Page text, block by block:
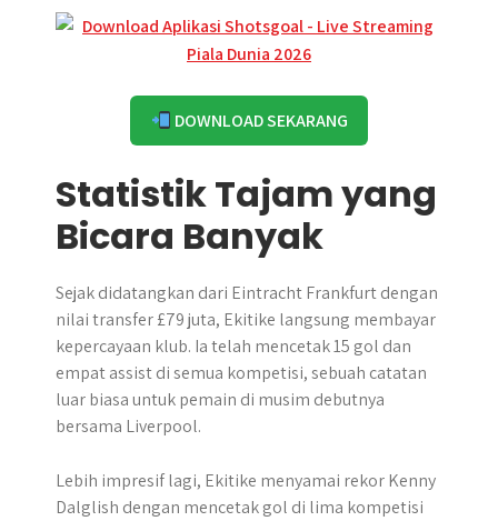
DOWNLOAD SEKARANG
Statistik Tajam yang
Bicara Banyak
Sejak didatangkan dari Eintracht Frankfurt dengan
nilai transfer £79 juta, Ekitike langsung membayar
kepercayaan klub. Ia telah mencetak 15 gol dan
empat assist di semua kompetisi, sebuah catatan
luar biasa untuk pemain di musim debutnya
bersama Liverpool.
Lebih impresif lagi, Ekitike menyamai rekor Kenny
Dalglish dengan mencetak gol di lima kompetisi